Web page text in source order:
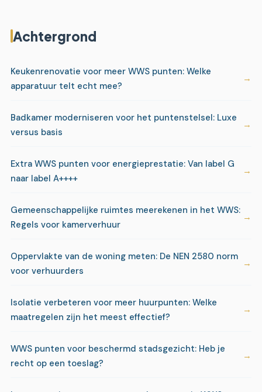
Achtergrond
Keukenrenovatie voor meer WWS punten: Welke
apparatuur telt echt mee?
Badkamer moderniseren voor het puntenstelsel: Luxe
versus basis
Extra WWS punten voor energieprestatie: Van label G
naar label A++++
Gemeenschappelijke ruimtes meerekenen in het WWS:
Regels voor kamerverhuur
Oppervlakte van de woning meten: De NEN 2580 norm
voor verhuurders
Isolatie verbeteren voor meer huurpunten: Welke
maatregelen zijn het meest effectief?
WWS punten voor beschermd stadsgezicht: Heb je
recht op een toeslag?